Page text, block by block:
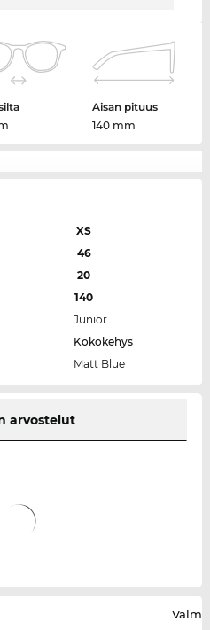
Aisan pituus
140 mm
XS
46
20
140
Junior
Kokokehys
Matt Blue
arvostelut